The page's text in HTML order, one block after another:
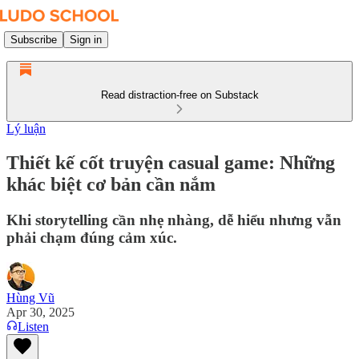
Subscribe Sign in
Read distraction-free on Substack
Lý luận
Thiết kế cốt truyện casual game: Những
khác biệt cơ bản cần nắm
Khi storytelling cần nhẹ nhàng, dễ hiểu nhưng vẫn
phải chạm đúng cảm xúc.
Hùng Vũ
Apr 30, 2025
Listen